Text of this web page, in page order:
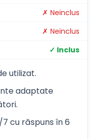
✗ Neinclus
✗ Neinclus
✓ Inclus
utilizat.
adaptate
cu răspuns în 6